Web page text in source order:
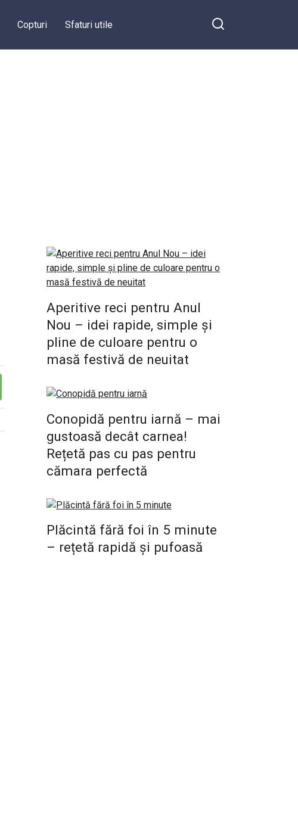
Copturi Sfaturi utile
Aperitive reci pentru Anul
Nou – idei rapide, simple și
pline de culoare pentru o
masă festivă de neuitat
Conopidă pentru iarnă – mai
gustoasă decât carnea!
Rețetă pas cu pas pentru
cămara perfectă
Plăcintă fără foi în 5 minute
– rețetă rapidă și pufoasă